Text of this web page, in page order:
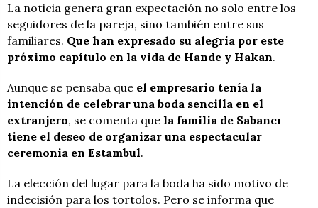
La noticia genera gran expectación no solo entre los
seguidores de la pareja, sino también entre sus
familiares. Que han expresado su alegría por este
próximo capítulo en la vida de Hande y Hakan.
Aunque se pensaba que el empresario tenía la
intención de celebrar una boda sencilla en el
extranjero, se comenta que la familia de Sabancı
tiene el deseo de organizar una espectacular
ceremonia en Estambul.
La elección del lugar para la boda ha sido motivo de
indecisión para los tortolos. Pero se informa que